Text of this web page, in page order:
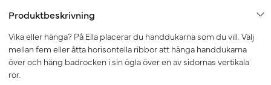
Produktbeskrivning
Vika eller hänga? På Ella placerar du handdukarna som du vill. Välj
mellan fem eller åtta horisontella ribbor att hänga handdukarna
över och häng badrocken i sin ögla över en av sidornas vertikala
rör.